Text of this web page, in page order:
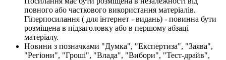
повного або часткового використання матеріалів.
Гіперпосилання ( для інтернет - видань) - повинна бути
розміщена в підзаголовку або в першому абзаці
матеріалу.
Новини з позначками "Думка", "Експертиза", "Заява",
"Регіони", "Гроші", "Влада", "Вибори", "Тест-драйв",